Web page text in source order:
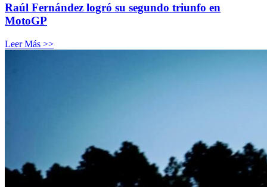
Raúl Fernández logró su segundo triunfo en
MotoGP
Leer Más >>